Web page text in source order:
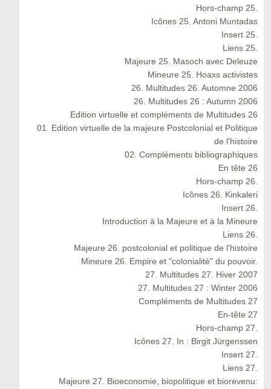
Hors-champ 25.
Icônes 25. Antoni Muntadas
Insert 25.
Liens 25.
Majeure 25. Masoch avec Deleuze
Mineure 25. Hoaxs activistes
26. Multitudes 26. Automne 2006
26. Multitudes 26 : Autumn 2006
Edition virtuelle et compléments de Multitudes 26
01. Edition virtuelle de la majeure Postcolonial et Politique
de l'histoire
02. Compléments bibliographiques
En tête 26
Hors-champ 26.
Icônes 26. Kinkaleri
Insert 26.
Introduction à la Majeure et à la Mineure
Liens 26.
Majeure 26. postcolonial et politique de l'histoire
Mineure 26. Empire et "colonialité" du pouvoir.
27. Multitudes 27. Hiver 2007
27. Multitudes 27 : Winter 2006
Compléments de Multitudes 27
En-tête 27
Hors-champ 27.
Icônes 27. In : Birgit Jürgenssen
Insert 27.
Liens 27.
Majeure 27. Bioeconomie, biopolitique et biorevenu: